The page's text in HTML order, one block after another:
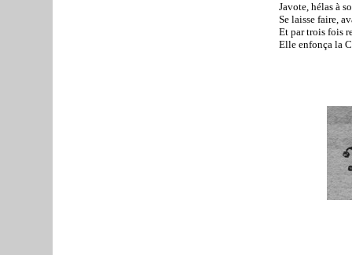
Javote, hélas à
Se laisse faire,
Et par trois fois
Elle enfonça la